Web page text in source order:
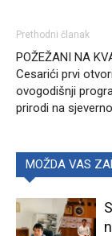
Prethodni članak
POŽEŽANI NA
Cesarići prvi
ovogodišnji
prirodi na
MOŽDA VAS